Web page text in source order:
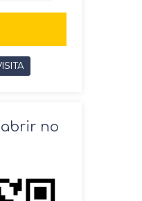
abrir no